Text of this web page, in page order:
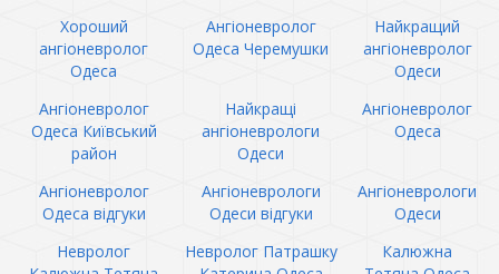
Хороший
ангіоневролог
Одеса
Ангіоневролог
Одеса Черемушки
Найкращий
ангіоневролог
Одеси
Ангіоневролог
Одеса Київський
район
Найкращі
ангіоневрологи
Одеси
Ангіоневролог
Одеса
Ангіоневролог
Одеса відгуки
Ангіоневрологи
Одеси відгуки
Ангіоневрологи
Одеси
Невролог
Невролог Патрашку
Калюжна